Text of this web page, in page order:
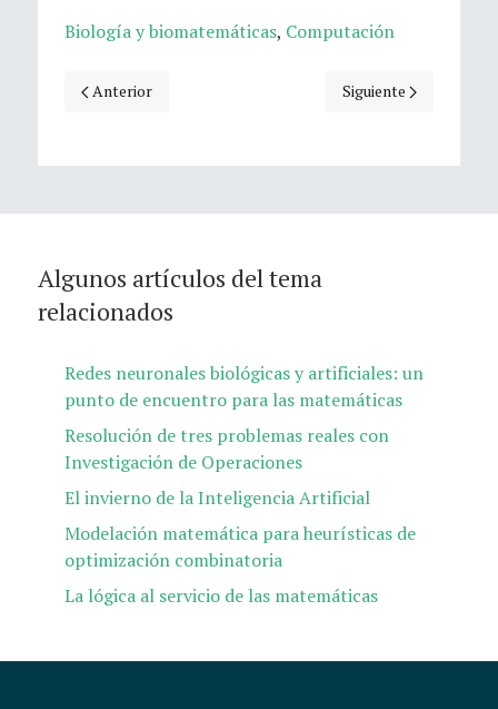
Biología y biomatemáticas, Computación
Artículo anterior: Medidas atómicas que convergen a
Anterior Artículo siguiente:
Siguiente
Algunos artículos del tema
relacionados
Redes neuronales biológicas y artificiales: un
punto de encuentro para las matemáticas
Resolución de tres problemas reales con
Investigación de Operaciones
El invierno de la Inteligencia Artificial
Modelación matemática para heurísticas de
optimización combinatoria
La lógica al servicio de las matemáticas